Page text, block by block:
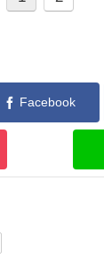
Facebook